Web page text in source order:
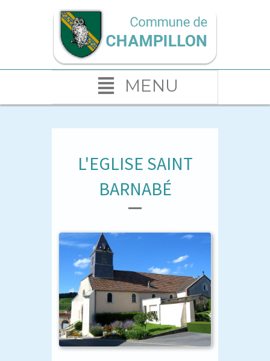
MENU
L'EGLISE SAINT
BARNABÉ